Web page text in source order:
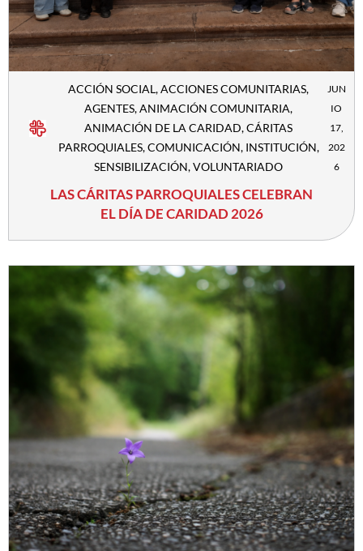
ACCIÓN SOCIAL,ACCIONES COMUNITARIAS,
AGENTES,ANIMACIÓN COMUNITARIA,
ANIMACIÓN DE LA CARIDAD,CÁRITAS
PARROQUIALES,COMUNICACIÓN, INSTITUCIÓN,
SENSIBILIZACIÓN,VOLUNTARIADO
JUN
IO
17,
202
6
LAS CÁRITAS PARROQUIALES CELEBRAN
EL DÍA DE CARIDAD 2026